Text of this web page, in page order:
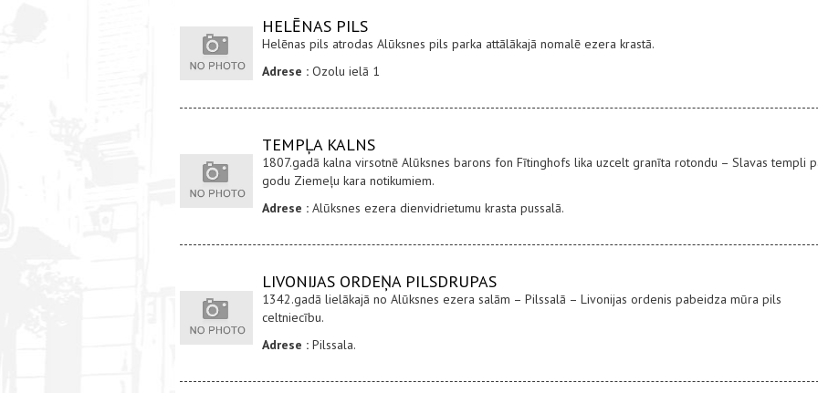
HELĒNAS PILS
Helēnas pils atrodas Alūksnes pils parka attālākajā nomalē ezera krastā.
Adrese : Ozolu ielā 1
TEMPĻA KALNS
1807.gadā kalna virsotnē Alūksnes barons fon Fītinghofs lika uzcelt granīta rotondu – Slavas templi
godu Ziemeļu kara notikumiem.
Adrese : Alūksnes ezera dienvidrietumu krasta pussalā.
LIVONIJAS ORDEŅA PILSDRUPAS
1342.gadā lielākajā no Alūksnes ezera salām – Pilssalā – Livonijas ordenis pabeidza mūra pils
celtniecību.
Adrese : Pilssala.